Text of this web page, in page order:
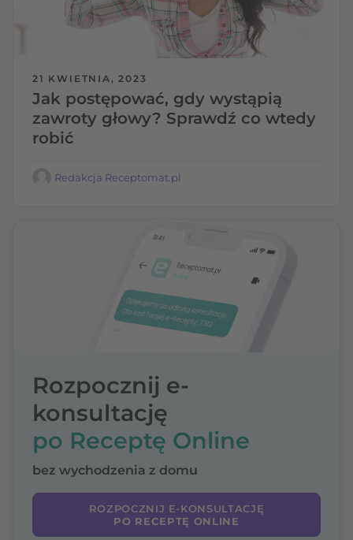
21 KWIETNIA, 2023
Jak postępować, gdy wystąpią
zawroty głowy? Sprawdź co wtedy
robić
Redakcja Receptomat.pl
Rozpocznij e-
konsultację
po Receptę Online
bez wychodzenia z domu
ROZPOCZNIJ E-KONSULTACJĘ
PO RECEPTĘ ONLINE